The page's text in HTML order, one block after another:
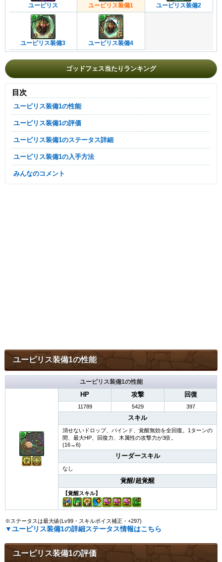
ユーピリス ユーピリス装備1 ユーピリス装備2
ユーピリス装備3 ユーピリス装備4
ゴッドフェス当たりランキング
目次
ユーピリス装備1の性能
ユーピリス装備1の評価
ユーピリス装備1のステータス詳細
ユーピリス装備1の入手方法
みんなのコメント
ユーピリス装備1の性能
ユーピリス装備1の性能
HP
攻撃 回復
11789 5429 397
スキル
消せないドロップ、バインド、覚醒無効を全回復。1ターンの
間、最大HP、回復力、木属性の攻撃力が3倍。
(16→6)
リーダースキル
なし
覚醒/超覚醒
【覚醒スキル】
※ステータスは最大値(Lv99・スキルボイス補正・+297)
▼ユーピリス装備1の詳細ステータス情報はこちら
ユーピリス装備1の評価